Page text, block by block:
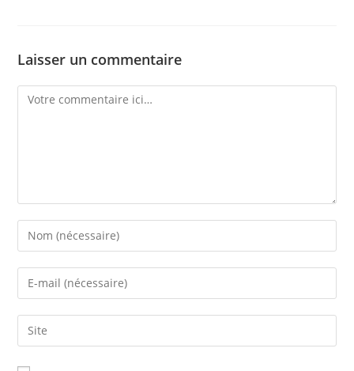
Laisser un commentaire